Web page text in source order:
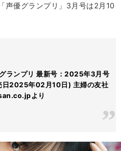
声優グランプリ」3月号は2月10
ランプリ 最新号：2025年3月号
日2025年02月10日) 主婦の友社
より